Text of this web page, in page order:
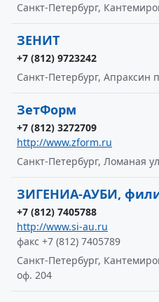
Санкт-Петербург,
ЗЕНИТ
+7 (812) 9723242
Санкт-Петербург, Апраксин
ЗетФорм
+7 (812) 3272709
http://www.zform.ru
Санкт-Петербург, Ломаная
ЗИГЕНИА-АУБИ,
+7 (812) 7405788
http://www.si-au.ru
факс +7 (812) 7405789
Санкт-Петербург,
оф. 204